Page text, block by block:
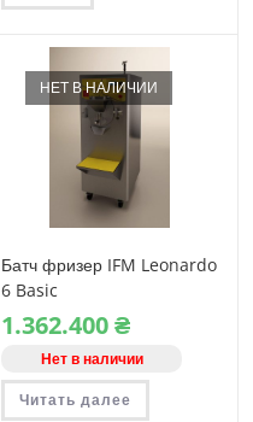
НЕТ В НАЛИЧИИ
Батч фризер IFM Leonardo
6 Basic
1.362.400₴
Нет в наличии
Читать далее